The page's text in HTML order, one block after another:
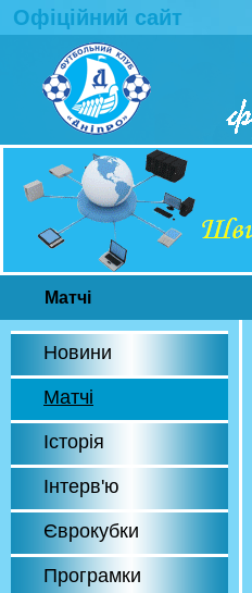
Офіційний сайт
Матчі
Новини
Матчі
Історія
Інтерв'ю
Єврокубки
Програмки